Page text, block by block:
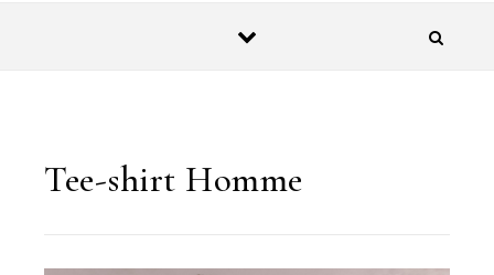
Tee-shirt Homme